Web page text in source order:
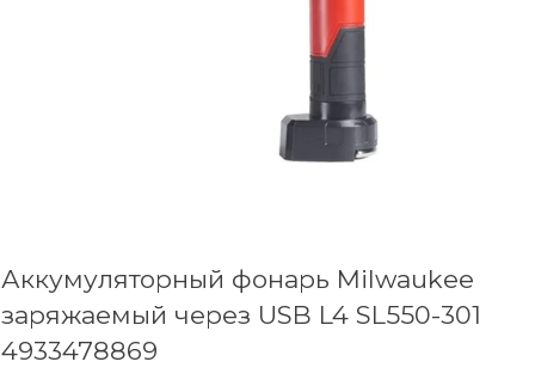
Аккумуляторный фонарь Milwaukee
заряжаемый через USB L4 SL550-301
4933478869